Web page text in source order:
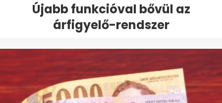
Újabb funkcióval bővül az
árfigyelő-rendszer